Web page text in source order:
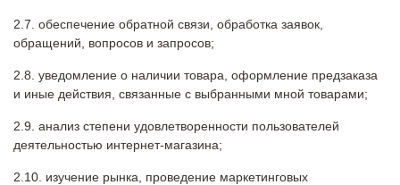
обеспечение обратной связи, обработка заявок,
обращений, вопросов и запросов;
уведомление о наличии товара, оформление предзаказа
и иные действия, связанные с выбранными мной товарами;
анализ степени удовлетворенности пользователей
деятельностью интернет-магазина;
изучение рынка, проведение маркетинговых